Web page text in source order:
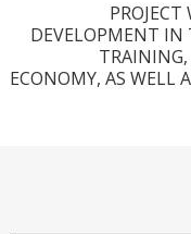
ECONOMY, AS